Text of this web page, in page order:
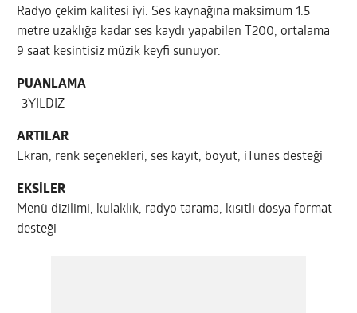
Radyo çekim kalitesi iyi. Ses kaynağına maksimum 1.5
metre uzaklığa kadar ses kaydı yapabilen T200, ortalama
9 saat kesintisiz müzik keyfi sunuyor.
PUANLAMA
-3YILDIZ-
ARTILAR
Ekran, renk seçenekleri, ses kayıt, boyut, iTunes desteği
EKSİLER
Menü dizilimi, kulaklık, radyo tarama, kısıtlı dosya format
desteği